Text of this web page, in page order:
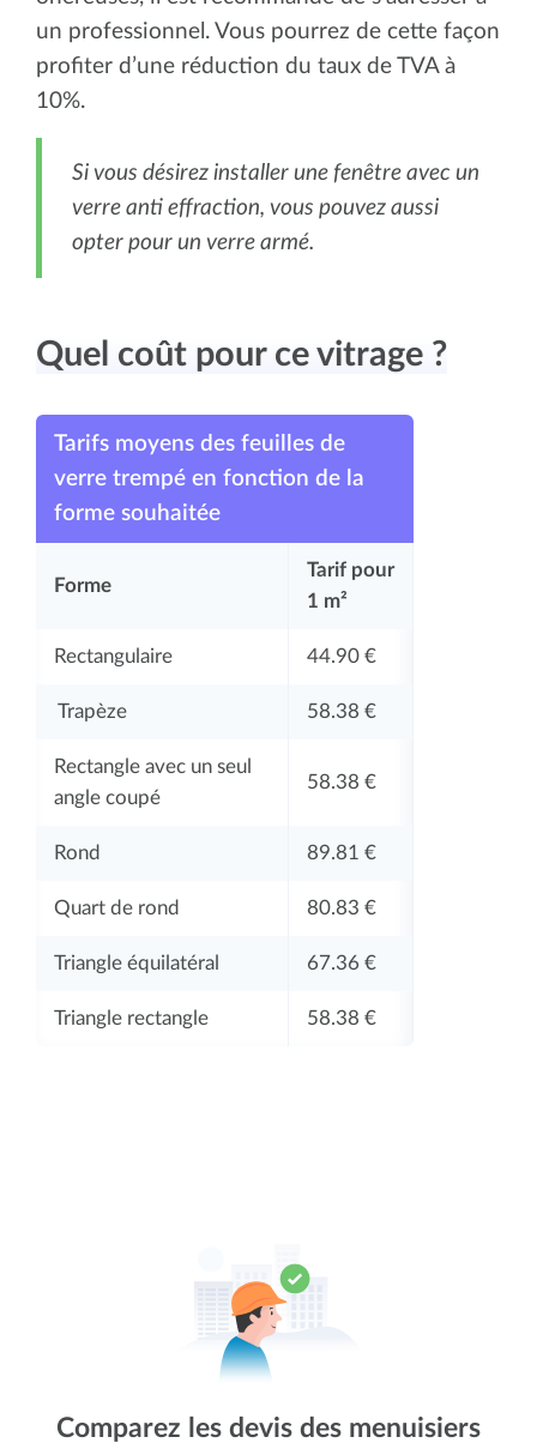
un professionnel. Vous pourrez de cette façon
profiter d’une réduction du taux de TVA à
10%.
Si vous désirez installer une fenêtre avec un
verre anti effraction, vous pouvez aussi
opter pour un verre armé.
Quel coût pour ce vitrage ?
Tarifs moyens des feuilles de
verre trempé en fonction de la
forme souhaitée
Forme
Tarif pour
1 m²
Rectangulaire 44.90 €
Trapèze 58.38 €
Rectangle avec un seul
angle coupé
58.38 €
Rond 89.81 €
Quart de rond 80.83 €
Triangle équilatéral 67.36 €
Triangle rectangle 58.38 €
Comparez les devis des menuisiers